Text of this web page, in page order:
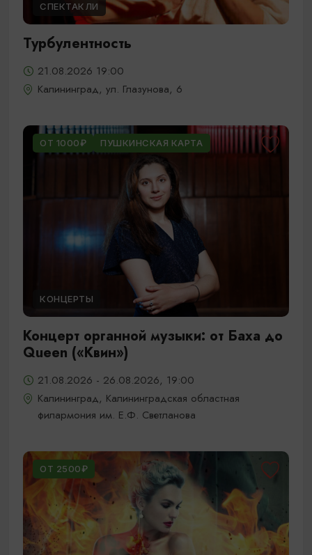
СПЕКТАКЛИ
Турбулентность
21.08.2026 19:00
Калининград, ул. Глазунова, 6
ОТ 1000₽ ПУШКИНСКАЯ КАРТА
КОНЦЕРТЫ
Концерт органной музыки: от Баха до
Queen («Квин»)
21.08.2026 - 26.08.2026, 19:00
Калининград, Калининградская областная
филармония им. Е.Ф. Светланова
ОТ 2500₽